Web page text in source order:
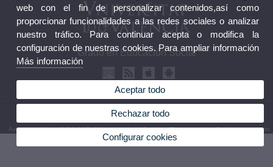
Grado en Educación Social
© 2026 UV. - Av. Blasco Ibáñez 30, 46010 Valencia. España. Tel. (+34) 96 386 41 00
Aviso legal|Accesibilidad|Política privacidad|Cookies|Transparencia|Buzón de contacto
web con el fin de personalizar contenidos,así como
proporcionar funcionalidades a las redes sociales o analizar
nuestro tráfico. Para continuar acepta o modifica la
configuración de nuestras cookies. Para ampliar información
Más información
Aceptar todo
Rechazar todo
Configurar cookies